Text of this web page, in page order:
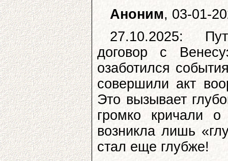
Аноним, 03-01-
27.10.2025:
договор с
озаботился
совершили акт
Это вызывает
громко кричали
возникла лишь
стал еще глубже!